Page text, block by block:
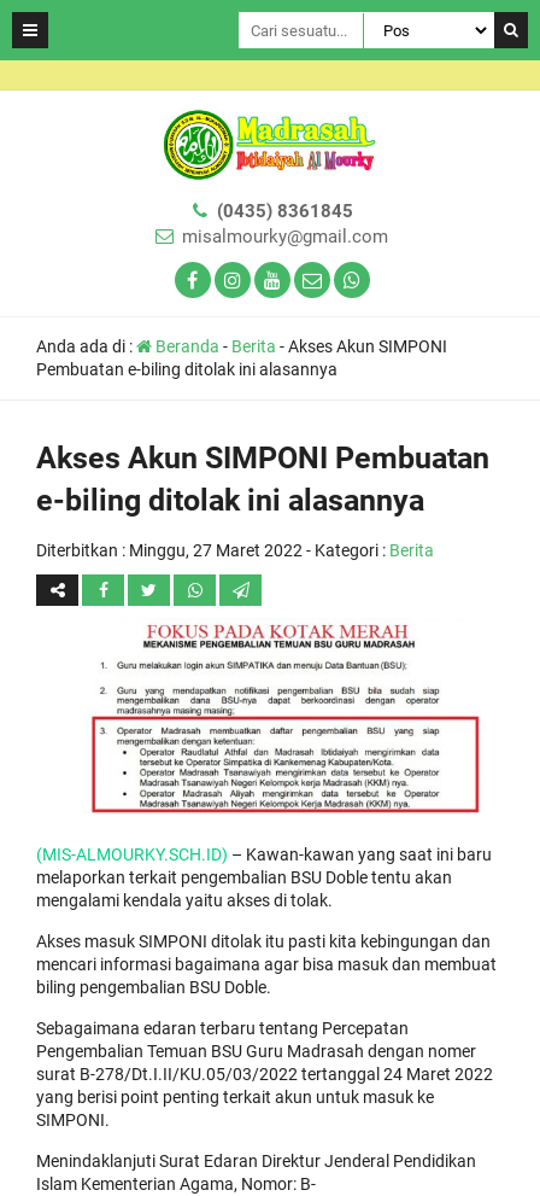
(0435) 8361845
misalmourky@gmail.com
Anda ada di : Beranda - Berita -Akses Akun SIMPONI
Pembuatan e-biling ditolak ini alasannya
Akses Akun SIMPONI Pembuatan
e-biling ditolak ini alasannya
Diterbitkan : Minggu, 27 Maret 2022 - Kategori : Berita
(MIS-ALMOURKY.SCH.ID) – Kawan-kawan yang saat ini baru
melaporkan terkait pengembalian BSU Doble tentu akan
mengalami kendala yaitu akses di tolak.
Akses masuk SIMPONI ditolak itu pasti kita kebingungan dan
mencari informasi bagaimana agar bisa masuk dan membuat
biling pengembalian BSU Doble.
Sebagaimana edaran terbaru tentang Percepatan
Pengembalian Temuan BSU Guru Madrasah dengan nomer
surat B-278/Dt.I.II/KU.05/03/2022 tertanggal 24 Maret 2022
yang berisi point penting terkait akun untuk masuk ke
SIMPONI.
Menindaklanjuti Surat Edaran Direktur Jenderal Pendidikan
Islam Kementerian Agama, Nomor: B-